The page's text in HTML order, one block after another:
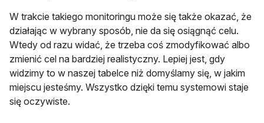
W trakcie takiego monitoringu może się także okazać, że
działając w wybrany sposób, nie da się osiągnąć celu.
Wtedy od razu widać, że trzeba coś zmodyfikować albo
zmienić cel na bardziej realistyczny. Lepiej jest, gdy
widzimy to w naszej tabelce niż domyślamy się, w jakim
miejscu jesteśmy. Wszystko dzięki temu systemowi staje
się oczywiste.